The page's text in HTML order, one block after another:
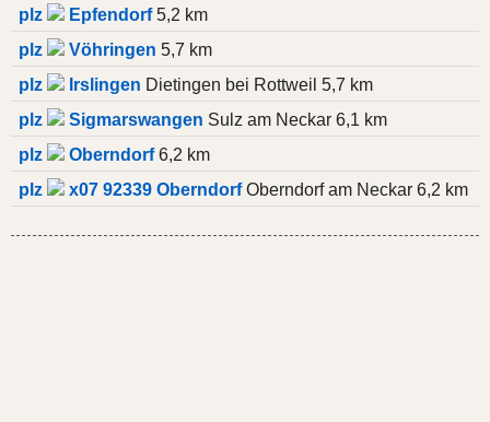
plz
Epfendorf5,2 km
plz
Vöhringen 5,7 km
plz
Irslingen Dietingen bei Rottweil 5,7 km
plz
Sigmarswangen Sulz am Neckar 6,1 km
plz
Oberndorf6,2 km
plz
x07 92339 OberndorfOberndorf am Neckar 6,2 km